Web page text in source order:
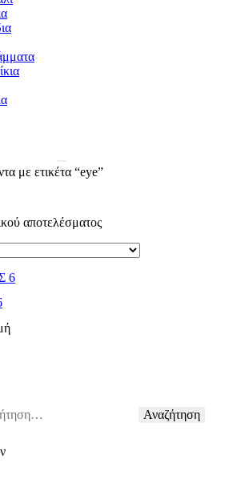
με ετικέτα “eye”
αποτελέσματος